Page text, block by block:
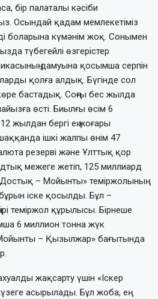
бір палаталы кәсіби
Осындай қадам мемлекетіміз
боларына күмәнім жоқ. Сонымен
түбегейлі өзгерістер
дамуына қосымша серпін
қолға алдық. Бүгінде сол
бастадық. Соңғы бес жылда
өсті. Биылғы өсім 6
жылдан бергі ең жоғары
ішкі жалпы өнім 47
резерві және Ұлттық қор
межеге жетіп, 125 миллиард
– Мойынты» теміржолының
бұрын іске қосылды. Бұл –
ірі теміржол құрылысы. Бірнеше
6 миллион тонна жүк
– Қызылжар» бағытында
жақсарту үшін «Іскер
асырылады. Бұл жоба, ең